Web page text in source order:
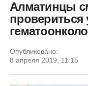
Алматинцы
провериться
Опубликовано:
8 апреля 2019, 11:15